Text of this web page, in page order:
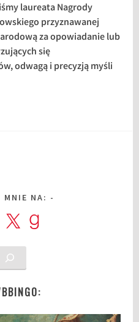
laureata Nagrody
przyznawanej
za opowiadanie lub
się
odwagą i precyzją myśli
MNIE NA:
X Goodreads